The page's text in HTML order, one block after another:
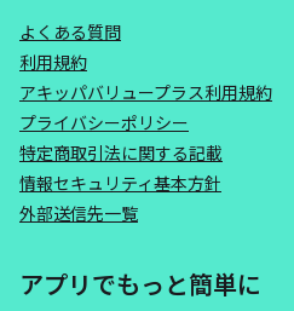
よくある質問
利用規約
アキッパバリュープラス利用規約
プライバシーポリシー
特定商取引法に関する記載
情報セキュリティ基本方針
外部送信先一覧
アプリでもっと簡単に